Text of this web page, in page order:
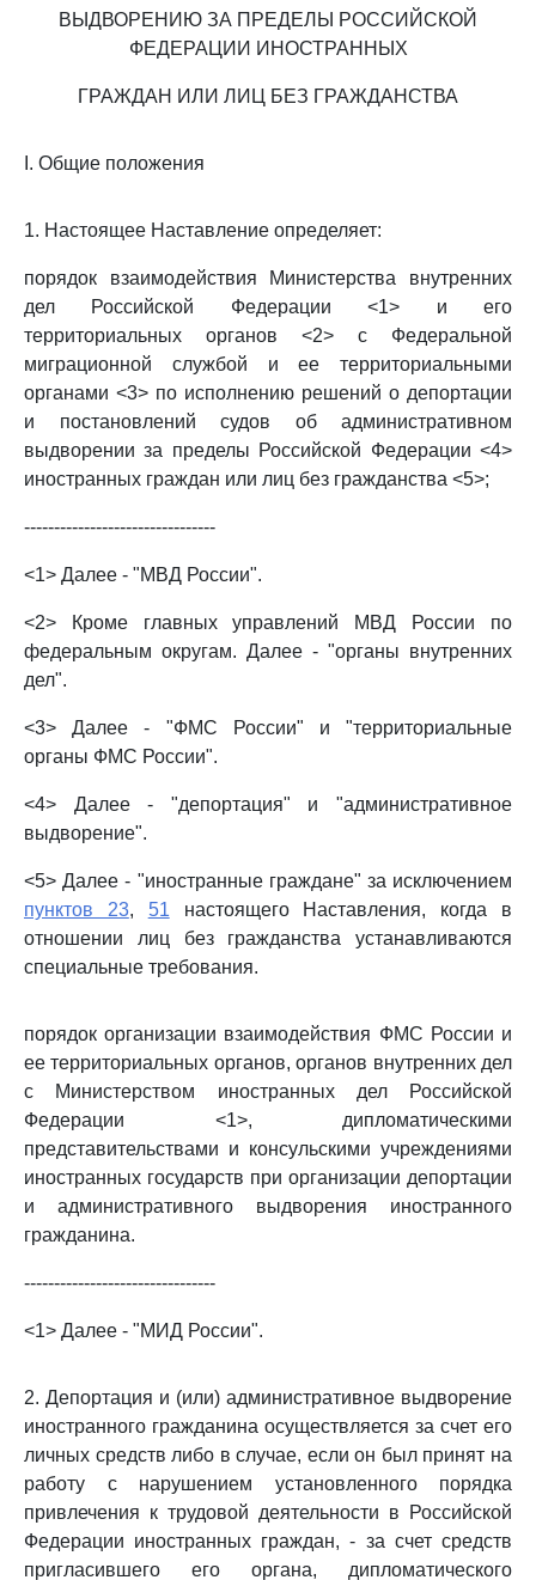
ВЫДВОРЕНИЮ ЗА ПРЕДЕЛЫ РОССИЙСКОЙ
ФЕДЕРАЦИИ ИНОСТРАННЫХ
ГРАЖДАН ИЛИ ЛИЦ БЕЗ ГРАЖДАНСТВА
I. Общие положения
1. Настоящее Наставление определяет:
порядок взаимодействия Министерства внутренних
дел Российской Федерации <1> и его
территориальных органов <2> с Федеральной
миграционной службой и ее территориальными
органами <3> по исполнению решений о депортации
и постановлений судов об административном
выдворении за пределы Российской Федерации <4>
иностранных граждан или лиц без гражданства <5>;
--------------------------------
<1> Далее - "МВД России".
<2> Кроме главных управлений МВД России по
федеральным округам. Далее - "органы внутренних
дел".
<3> Далее - "ФМС России" и "территориальные
органы ФМС России".
<4> Далее - "депортация" и "административное
выдворение".
<5> Далее - "иностранные граждане" за исключением
пунктов 23, 51 настоящего Наставления, когда в
отношении лиц без гражданства устанавливаются
специальные требования.
порядок организации взаимодействия ФМС России и
ее территориальных органов, органов внутренних дел
с Министерством иностранных дел Российской
Федерации <1>, дипломатическими
представительствами и консульскими учреждениями
иностранных государств при организации депортации
и административного выдворения иностранного
гражданина.
--------------------------------
<1> Далее - "МИД России".
2. Депортация и (или) административное выдворение
иностранного гражданина осуществляется за счет его
личных средств либо в случае, если он был принят на
работу с нарушением установленного порядка
привлечения к трудовой деятельности в Российской
Федерации иностранных граждан, - за счет средств
пригласившего его органа, дипломатического